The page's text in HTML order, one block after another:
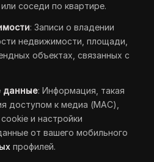
соседи по квартире.
: Записи о владении
недвижимости, площади,
объектах, связанных с
данные: Информация, такая
доступом к медиа (MAC),
и настройки
от вашего мобильного
профилей.